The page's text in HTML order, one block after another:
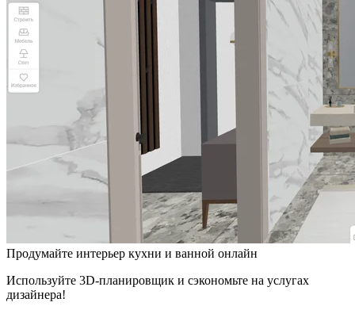
Продумайте интерьер кухни и ванной онлайн
Используйте 3D-планировщик и сэкономьте на услугах
дизайнера!